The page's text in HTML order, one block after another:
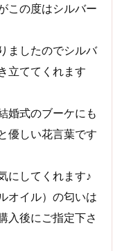
この度はシルバー
ましたのでシルバ
立ててくれます
婚式のブーケにも
優しい花言葉です
にしてくれます♪
オイル）の匂いは
入後にご指定下さ